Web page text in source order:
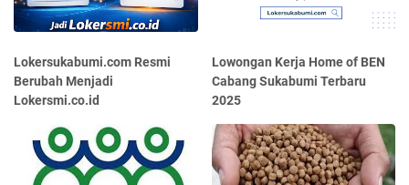
Lokersukabumi.com Resmi
Berubah Menjadi
Lokersmi.co.id
Lowongan Kerja Home of BEN
Cabang Sukabumi Terbaru
2025